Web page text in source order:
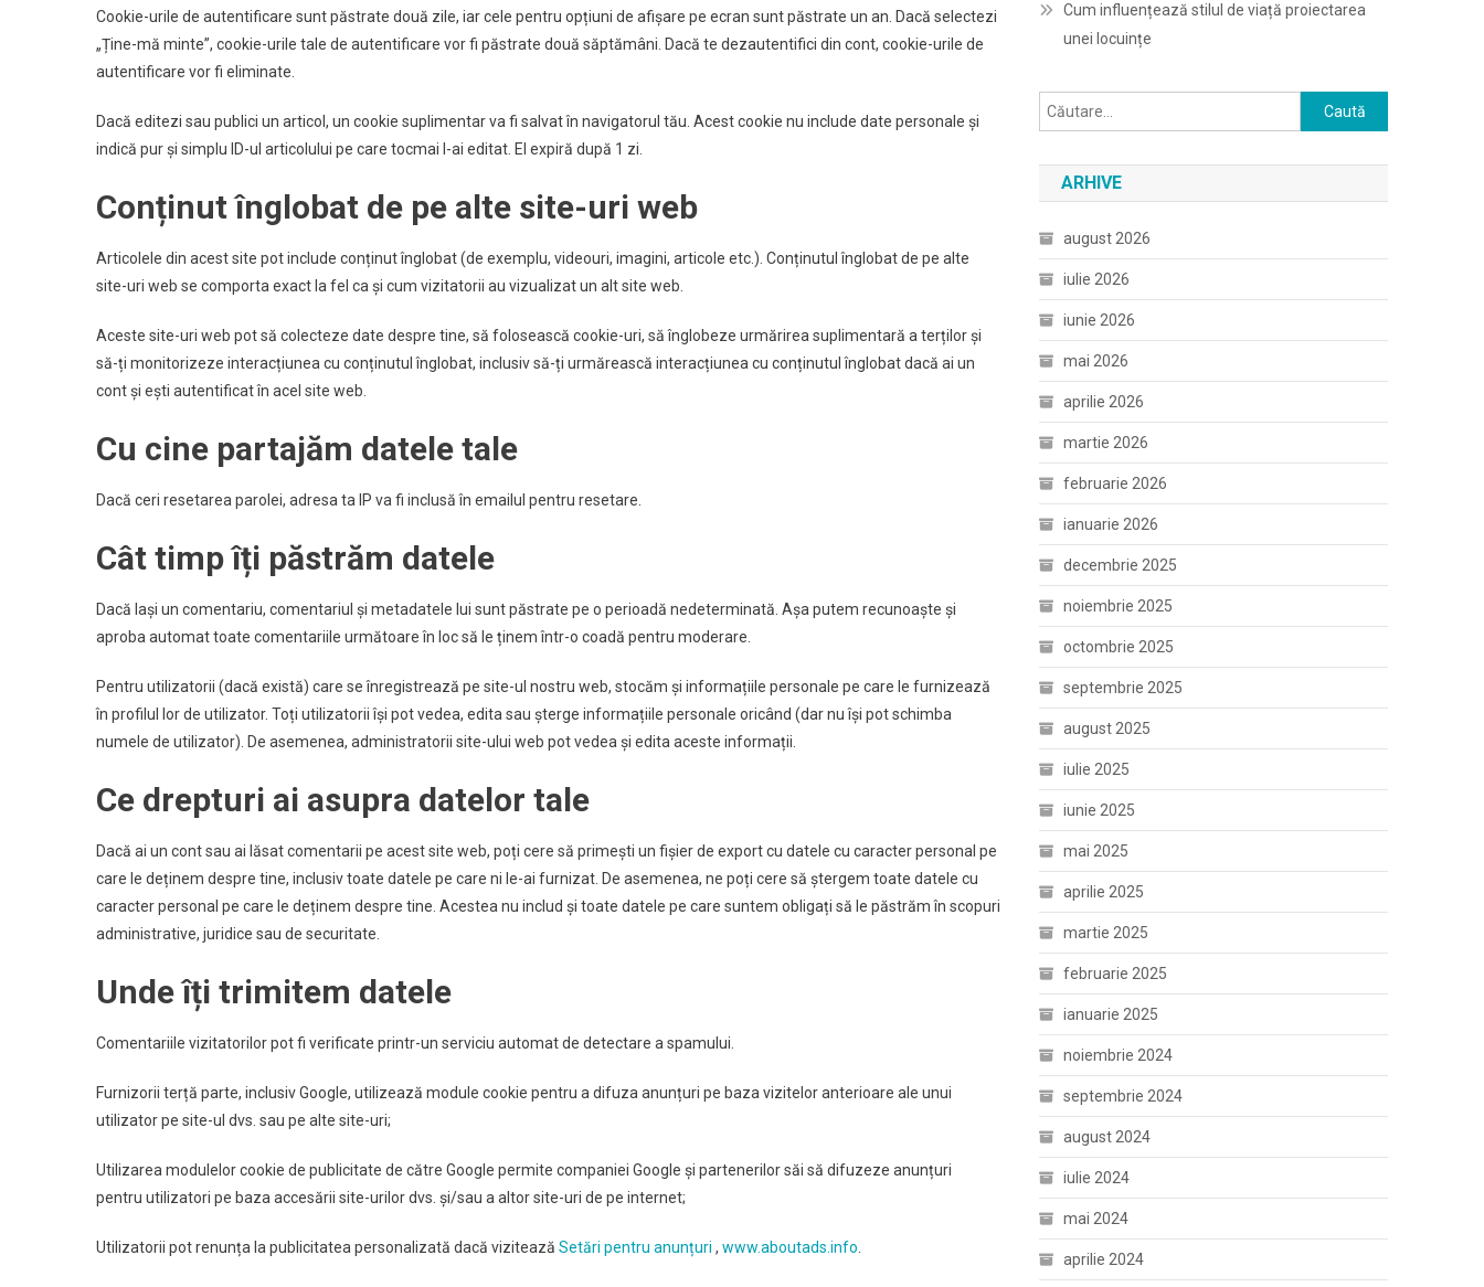
Cookie-urile de autentificare sunt păstrate două zile, iar cele pentru opțiuni de afișare pe ecran sunt păstrate un an. Dacă selectezi
„Ține-mă minte”, cookie-urile tale de autentificare vor fi păstrate două săptămâni. Dacă te dezautentifici din cont, cookie-urile de
autentificare vor fi eliminate.
Dacă editezi sau publici un articol, un cookie suplimentar va fi salvat în navigatorul tău. Acest cookie nu include date personale și
indică pur și simplu ID-ul articolului pe care tocmai l-ai editat. El expiră după 1 zi.
Conținut înglobat de pe alte site-uri web
Articolele din acest site pot include conținut înglobat (de exemplu, videouri, imagini, articole etc.). Conținutul înglobat de pe alte
site-uri web se comporta exact la fel ca și cum vizitatorii au vizualizat un alt site web.
Aceste site-uri web pot să colecteze date despre tine, să folosească cookie-uri, să înglobeze urmărirea suplimentară a terților și
să-ți monitorizeze interacțiunea cu conținutul înglobat, inclusiv să-ți urmărească interacțiunea cu conținutul înglobat dacă ai un
cont și ești autentificat în acel site web.
Cu cine partajăm datele tale
Dacă ceri resetarea parolei, adresa ta IP va fi inclusă în emailul pentru resetare.
Cât timp îți păstrăm datele
Dacă lași un comentariu, comentariul și metadatele lui sunt păstrate pe o perioadă nedeterminată. Așa putem recunoaște și
aproba automat toate comentariile următoare în loc să le ținem într-o coadă pentru moderare.
Pentru utilizatorii (dacă există) care se înregistrează pe site-ul nostru web, stocăm și informațiile personale pe care le furnizează
în profilul lor de utilizator. Toți utilizatorii își pot vedea, edita sau șterge informațiile personale oricând (dar nu își pot schimba
numele de utilizator). De asemenea, administratorii site-ului web pot vedea și edita aceste informații.
Ce drepturi ai asupra datelor tale
Dacă ai un cont sau ai lăsat comentarii pe acest site web, poți cere să primești un fișier de export cu datele cu caracter personal pe
care le deținem despre tine, inclusiv toate datele pe care ni le-ai furnizat. De asemenea, ne poți cere să ștergem toate datele cu
caracter personal pe care le deținem despre tine. Acestea nu includ și toate datele pe care suntem obligați să le păstrăm în scopuri
administrative, juridice sau de securitate.
Unde îți trimitem datele
Comentariile vizitatorilor pot fi verificate printr-un serviciu automat de detectare a spamului.
Furnizorii terță parte, inclusiv Google, utilizează module cookie pentru a difuza anunțuri pe baza vizitelor anterioare ale unui
utilizator pe site-ul dvs. sau pe alte site-uri;
Utilizarea modulelor cookie de publicitate de către Google permite companiei Google și partenerilor săi să difuzeze anunțuri
pentru utilizatori pe baza accesării site-urilor dvs. și/sau a altor site-uri de pe internet;
Utilizatorii pot renunța la publicitatea personalizată dacă vizitează Setări pentru anunțuri , www.aboutads.info
Cum influențează stilul de viață proiectarea
unei locuințe
Caută
după:
ARHIVE
august 2026
iulie 2026
iunie 2026
mai 2026
aprilie 2026
martie 2026
februarie 2026
ianuarie 2026
decembrie 2025
noiembrie 2025
octombrie 2025
septembrie 2025
august 2025
iulie 2025
iunie 2025
mai 2025
aprilie 2025
martie 2025
februarie 2025
ianuarie 2025
noiembrie 2024
septembrie 2024
august 2024
iulie 2024
mai 2024
aprilie 2024